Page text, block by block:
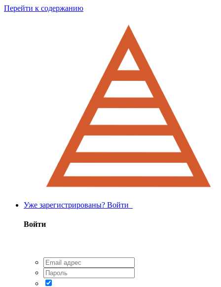
Перейти к содержанию
Уже зарегистрированы? Войти
Войти